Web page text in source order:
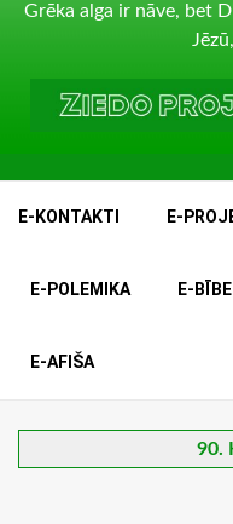
Grēka alga ir nāve, bet
E-KONTAKTI E-
E-POLEMIKA E-
E-AFIŠA
90.